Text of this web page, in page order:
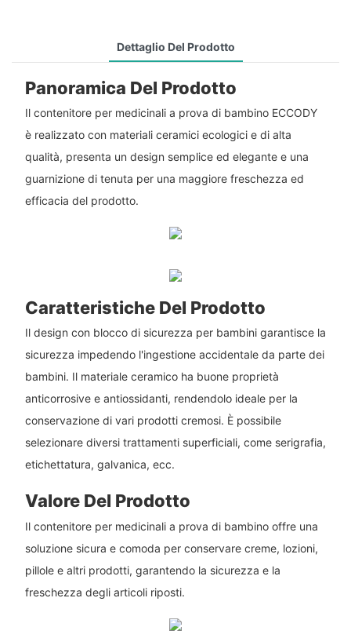
Dettaglio Del Prodotto
Panoramica Del Prodotto
Il contenitore per medicinali a prova di bambino ECCODY
è realizzato con materiali ceramici ecologici e di alta
qualità, presenta un design semplice ed elegante e una
guarnizione di tenuta per una maggiore freschezza ed
efficacia del prodotto.
Caratteristiche Del Prodotto
Il design con blocco di sicurezza per bambini garantisce la
sicurezza impedendo l'ingestione accidentale da parte dei
bambini. Il materiale ceramico ha buone proprietà
anticorrosive e antiossidanti, rendendolo ideale per la
conservazione di vari prodotti cremosi. È possibile
selezionare diversi trattamenti superficiali, come serigrafia,
etichettatura, galvanica, ecc.
Valore Del Prodotto
Il contenitore per medicinali a prova di bambino offre una
soluzione sicura e comoda per conservare creme, lozioni,
pillole e altri prodotti, garantendo la sicurezza e la
freschezza degli articoli riposti.